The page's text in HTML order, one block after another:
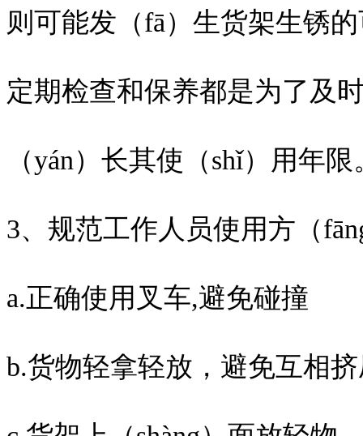
则可能发（fā）生货架生锈
定期检查和保养都是为了及
（yán）长其使（shǐ）用年限
3、规范工作人员使用方（
a.正确使用叉车,避免碰撞
b.货物轻拿轻放，避免互相